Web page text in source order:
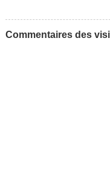
Commentaires des